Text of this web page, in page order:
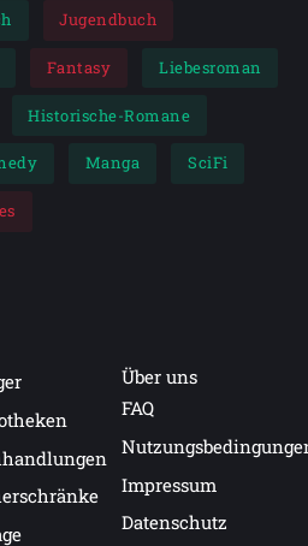
Jugendbuch
Fantasy Liebesroman
Historische-Romane
Manga SciFi
Über uns
FAQ
Impressum
Datenschutz